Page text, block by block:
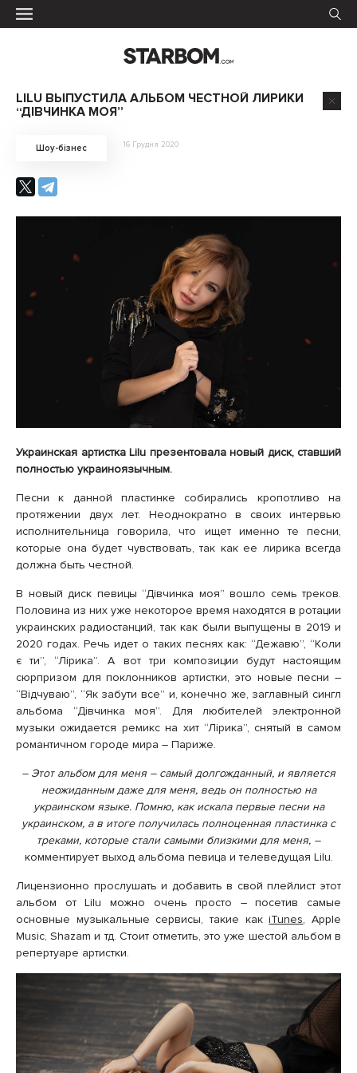
LILU ВЫПУСТИЛА АЛЬБОМ ЧЕСТНОЙ ЛИРИКИ
“ДІВЧИНКА МОЯ”
Шоу-бізнес 16 Грудня 2020
Украинская артистка Lilu презентовала новый диск, ставший
полностью украиноязычным.
Песни к данной пластинке собирались кропотливо на
протяжении двух лет. Неоднократно в своих интервью
исполнительница говорила, что ищет именно те песни,
которые она будет чувствовать, так как ее лирика всегда
должна быть честной.
В новый диск певицы “Дівчинка моя” вошло семь треков.
Половина из них уже некоторое время находятся в ротации
украинских радиостанций, так как были выпущены в 2019 и
2020 годах. Речь идет о таких песнях как: “Дежавю”, “Коли
є ти”, “Лірика”. А вот три композиции будут настоящим
сюрпризом для поклонников артистки, это новые песни –
“Відчуваю”, “Як забути все” и, конечно же, заглавный сингл
альбома “Дівчинка моя”. Для любителей электронной
музыки ожидается ремикс на хит “Лірика”, снятый в самом
романтичном городе мира – Париже.
– Этот альбом для меня – самый долгожданный, и является
неожиданным даже для меня, ведь он полностью на
украинском языке. Помню, как искала первые песни на
украинском, а в итоге получилась полноценная пластинка с
треками, которые стали самыми близкими для меня, –
комментирует выход альбома певица и телеведущая Lilu.
Лицензионно прослушать и добавить в свой плейлист этот
альбом от Lilu можно очень просто – посетив самые
основные музыкальные сервисы, такие какiTunes, Apple
Music, Shazam и тд. Стоит отметить, это уже шестой альбом в
репертуаре артистки.